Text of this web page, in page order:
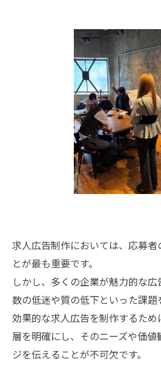
求人広告制作においては、応募
とが最も重要です。
しかし、多くの企業が魅力的な
数の低迷や質の低下といった課題
効果的な求人広告を制作するた
層を明確にし、そのニーズや価
ジを伝えることが不可欠です。